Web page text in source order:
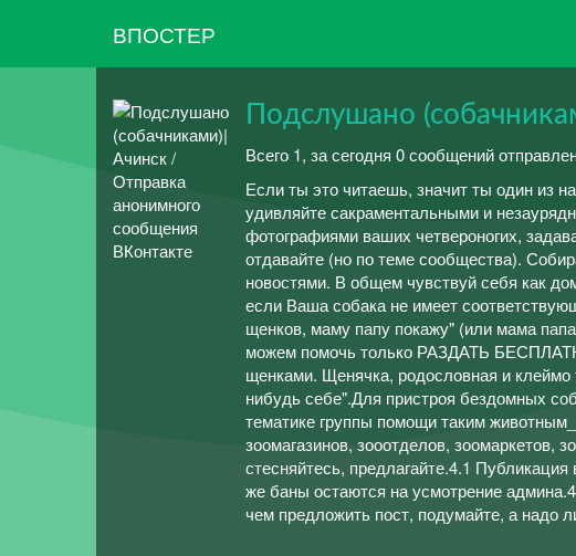
ВПОСТЕР
Подслушано
Всего 1, за сегодня 0 сообщений
Если ты это читаешь, значит ты один из
удивляйте сакраментальными и
фотографиями ваших четвероногих,
отдавайте (но по теме сообщества).
новостями. В общем чувствуй себя
если Ваша собака не имеет
щенков, маму папу покажу" (или мама
можем помочь только РАЗДАТЬ
щенками. Щенячка, родословная и
нибудь себе".Для пристроя бездомных
тематике группы помощи таким
зоомагазинов, зооотделов,
стесняйтесь, предлагайте.4.1
же баны остаются на усмотрение
чем предложить пост, подумайте, а надо